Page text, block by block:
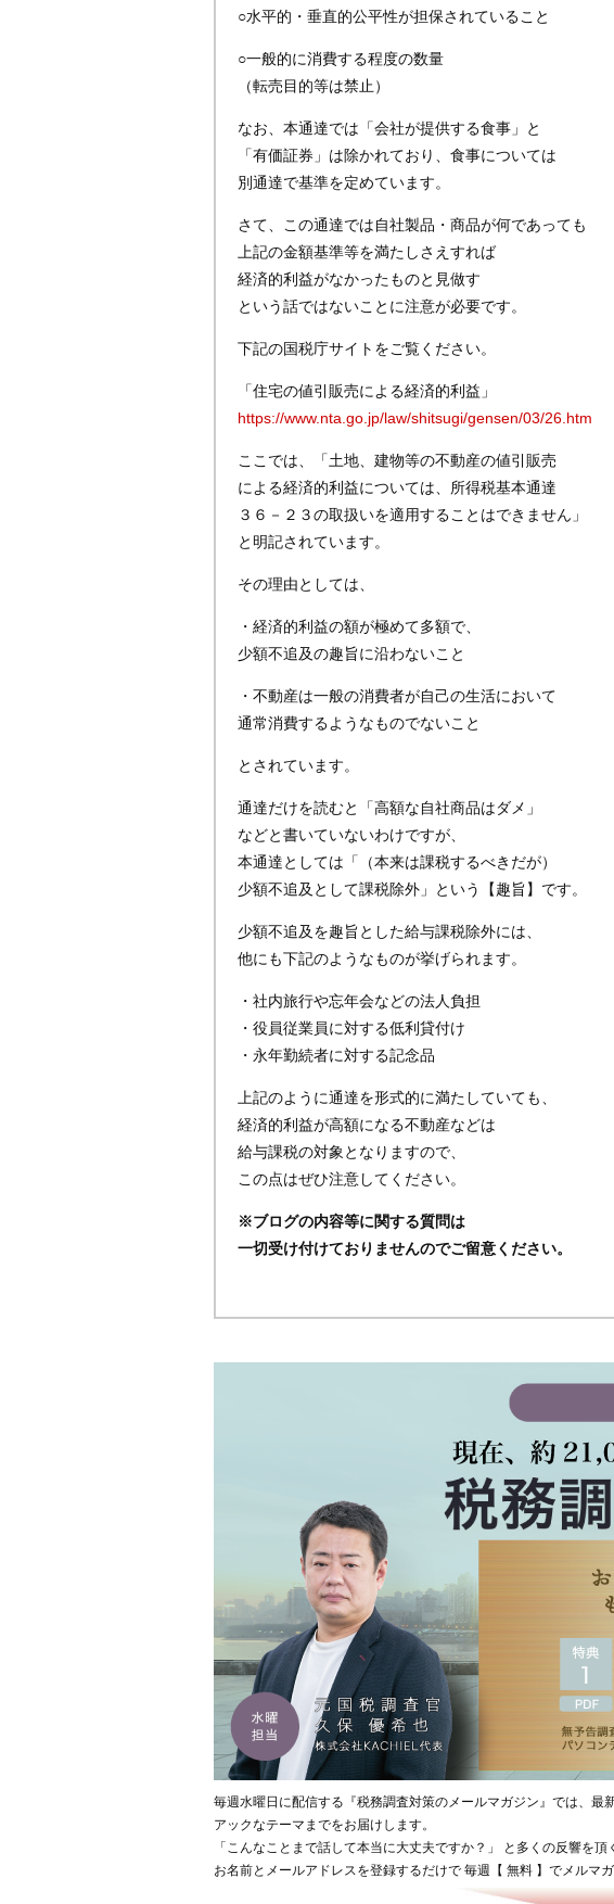
○水平的・垂直的公平性が担保されていること
○一般的に消費する程度の数量
（転売目的等は禁止）
なお、本通達では「会社が提供する食事」と
「有価証券」は除かれており、食事については
別通達で基準を定めています。
さて、この通達では自社製品・商品が何であっても
上記の金額基準等を満たしさえすれば
経済的利益がなかったものと見做す
という話ではないことに注意が必要です。
下記の国税庁サイトをご覧ください。
「住宅の値引販売による経済的利益」
https://www.nta.go.jp/law/shitsugi/gensen/03/26.htm
ここでは、「土地、建物等の不動産の値引販売
による経済的利益については、所得税基本通達
３６－２３の取扱いを適用することはできません」
と明記されています。
その理由としては、
・経済的利益の額が極めて多額で、
少額不追及の趣旨に沿わないこと
・不動産は一般の消費者が自己の生活において
通常消費するようなものでないこと
とされています。
通達だけを読むと「高額な自社商品はダメ」
などと書いていないわけですが、
本通達としては「（本来は課税するべきだが）
少額不追及として課税除外」という【趣旨】です。
少額不追及を趣旨とした給与課税除外には、
他にも下記のようなものが挙げられます。
・社内旅行や忘年会などの法人負担
・役員従業員に対する低利貸付け
・永年勤続者に対する記念品
上記のように通達を形式的に満たしていても、
経済的利益が高額になる不動産などは
給与課税の対象となりますので、
この点はぜひ注意してください。
※ブログの内容等に関する質問は
一切受け付けておりませんのでご留意ください。
毎週水曜日に配信する『税務調査対策のメールマガジン』では、
アックなテーマまでをお届けします。
「こんなことまで話して本当に大丈夫ですか？」 と多くの反響を頂
お名前とメールアドレスを登録するだけで 毎週【 無料 】でメルマガ